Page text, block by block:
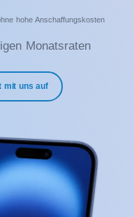
hohe Anschaffungskosten
Monatsraten
mit uns auf